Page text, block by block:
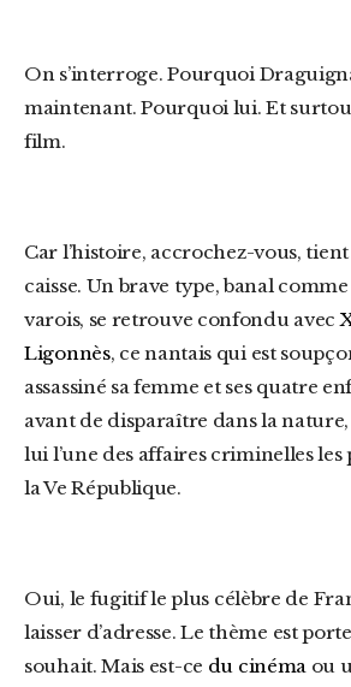
On s’interroge. Pourquoi Draguignan. Pourquoi
maintenant. Pourquoi lui. Et
film.
Car l’histoire, accrochez-vous, tient sur un ticket de
caisse. Un brave type, banal
varois, se retrouve confondu avec
Ligonnès, ce nantais qui est
assassiné sa femme et ses quatre
avant de disparaître dans la
lui l’une des affaires criminelles les
la Ve République.
Oui, le fugitif le plus célèbre de France, volatilisé sans
laisser d’adresse. Le thème est
souhait. Mais est-ce du cinéma ou